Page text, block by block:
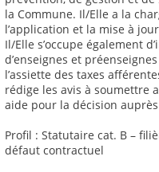
la Commune. Il/Elle a la
l’application et la mise à
Il/Elle s’occupe également
d’enseignes et
l’assiette des taxes
rédige les avis à soumettre
aide pour la décision
Profil : Statutaire cat. B –
défaut contractuel